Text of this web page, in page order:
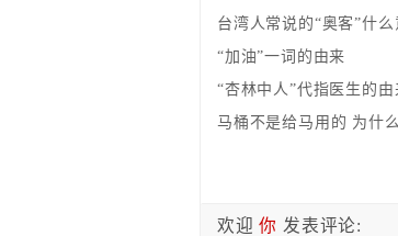
台湾人常说的“奥客”什么
“加油”一词的由来
“杏林中人”代指医生的由
马桶不是给马用的 为什
欢迎你 发表评论: